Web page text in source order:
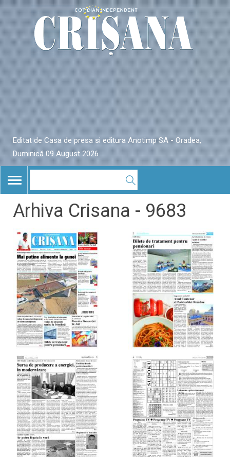
Editat de Casa de presa si editura Anotimp SA - Oradea,
Duminică 09 August 2026
TOGGLE
NAVIGATION
Arhiva Crisana - 9683